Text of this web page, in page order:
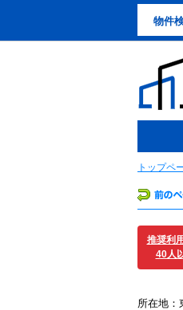
物件
トップペ
推奨利
40人
所在地：